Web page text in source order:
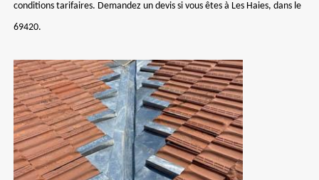
conditions tarifaires. Demandez un devis si vous êtes à Les Haies, dans le
69420.